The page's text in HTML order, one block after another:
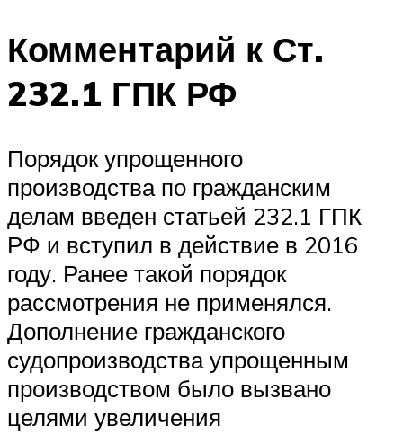
Комментарий к Ст.
232.1 ГПК РФ
Порядок упрощенного
производства по гражданским
делам введен статьей 232.1 ГПК
РФ и вступил в действие в 2016
году. Ранее такой порядок
рассмотрения не применялся.
Дополнение гражданского
судопроизводства упрощенным
производством было вызвано
целями увеличения